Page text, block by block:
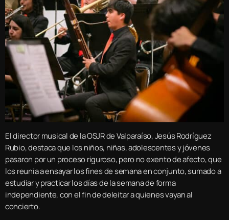
El director musical de la OSJR de Valparaíso, Jesús Rodríguez
Rubio, destaca que los niños, niñas, adolescentes y jóvenes
pasaron por un proceso riguroso, pero no exento de afecto, que
los reunía a ensayar los fines de semana en conjunto, sumado a
estudiar y practicar los días de la semana de forma
independiente, con el fin de deleitar a quienes vayan al
concierto.